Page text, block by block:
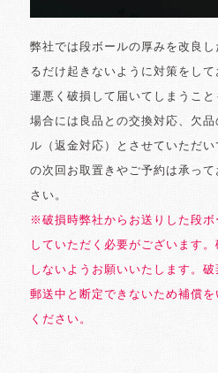
弊社では段ボールの厚みを改良
るだけ起きないように対策をし
運悪く破損して届いてしまうこ
場合には良品との交換対応、欠
ル（返金対応）とさせていただ
の次回お取置きやご予約は承っ
さい。
※破損時弊社からお送りした段ボ
していただく必要がございます
しないようお願いいたします。
郵送中と断定できないため補償
ください。